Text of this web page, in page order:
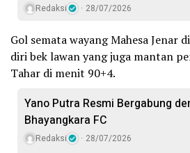
Redaksi 28/07/2026
Gol semata wayang Mahesa Jenar
diri bek lawan yang juga mantan
Tahar di menit 90+4.
Yano Putra Resmi Bergabung
Bhayangkara FC
Redaksi 28/07/2026